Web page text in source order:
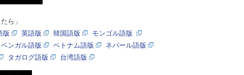
ら」
版 英語版 韓国語版
モンゴル語版
ベンガル語版 ベトナム語版
ネパール語版
タガログ語版 台湾語版